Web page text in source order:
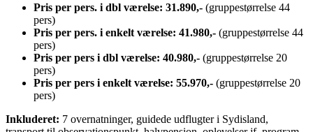
Pris per pers. i dbl værelse: 31.890,- (gruppestørrelse 44
pers)
Pris per pers. i enkelt værelse: 41.980,- (gruppestørrelse 44
pers)
Pris per pers i dbl værelse: 40.980,- (gruppestørrelse 20
pers)
Pris per pers i enkelt værelse: 55.970,- (gruppestørrelse 20
pers)
Inkluderet: 7 overnatninger, guidede udflugter i Sydisland,